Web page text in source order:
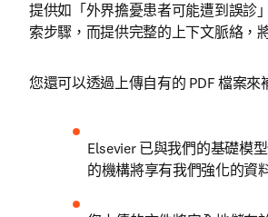
提供如「外界擔憂患者可能遭到誤診
索步驟，而提供完整的上下文脈絡，
您還可以透過上傳自有的 PDF 檔案
Elsevier 已與我們的基礎模
的機構將享有我們強化的資